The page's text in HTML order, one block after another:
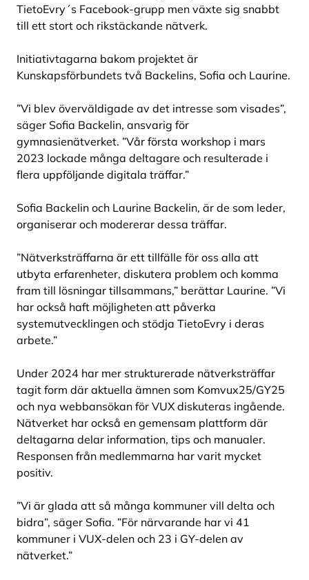
TietoEvry´s Facebook-grupp men växte sig snabbt
till ett stort och rikstäckande nätverk.
Initiativtagarna bakom projektet är
Kunskapsförbundets två Backelins, Sofia och Laurine.
”Vi blev överväldigade av det intresse som visades”,
säger Sofia Backelin, ansvarig för
gymnasienätverket. ”Vår första workshop i mars
2023 lockade många deltagare och resulterade i
flera uppföljande digitala träffar.”
Sofia Backelin och Laurine Backelin, är de som leder,
organiserar och modererar dessa träffar.
”Nätverksträffarna är ett tillfälle för oss alla att
utbyta erfarenheter, diskutera problem och komma
fram till lösningar tillsammans,” berättar Laurine. ”Vi
har också haft möjligheten att påverka
systemutvecklingen och stödja TietoEvry i deras
arbete.”
Under 2024 har mer strukturerade nätverksträffar
tagit form där aktuella ämnen som Komvux25/GY25
och nya webbansökan för VUX diskuteras ingående.
Nätverket har också en gemensam plattform där
deltagarna delar information, tips och manualer.
Responsen från medlemmarna har varit mycket
positiv.
”Vi är glada att så många kommuner vill delta och
bidra”, säger Sofia. ”För närvarande har vi 41
kommuner i VUX-delen och 23 i GY-delen av
nätverket.”